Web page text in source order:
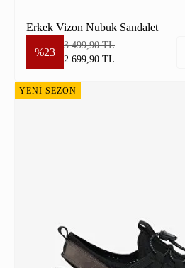
Erkek Vizon Nubuk Sandalet
%23
3.499,90 TL
2.699,90 TL
YENİ SEZON